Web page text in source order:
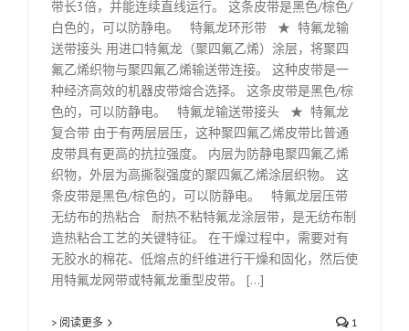
带长3倍，并能连续直线运行。 这条皮带是黑色/棕色/
白色的，可以防静电。 特氟龙环形带 ★ 特氟龙输
送带接头 用进口特氟龙（聚四氟乙烯）涂层，将聚四
氟乙烯织物与聚四氟乙烯输送带连接。 这种皮带是一
种经济高效的机器皮带熔合选择。 这条皮带是黑色/棕
色的，可以防静电。 特氟龙输送带接头 ★ 特氟龙
复合带 由于有两层层压，这种聚四氟乙烯皮带比普通
皮带具有更高的抗拉强度。 内层为防静电聚四氟乙烯
织物，外层为高撕裂强度的聚四氟乙烯涂层织物。 这
条皮带是黑色/棕色的，可以防静电。 特氟龙层压带
无纺布的热粘合 耐热不粘特氟龙涂层带，是无纺布制
造热粘合工艺的关键特征。 在干燥过程中，需要对有
无胶水的棉花、低熔点的纤维进行干燥和固化，然后使
用特氟龙网带或特氟龙重型皮带。 [...]
> 阅读更多 1